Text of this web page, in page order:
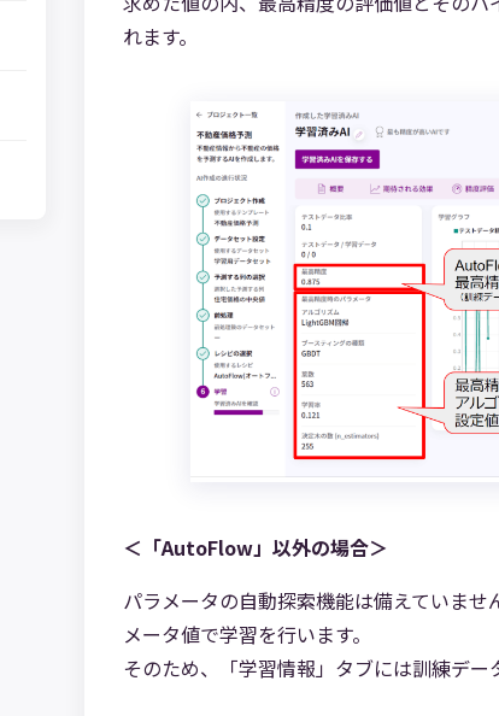
れます。
＜「AutoFlow」以外の場合＞
パラメータの自動探索機能は備えていま
メータ値で学習を行います。
そのため、「学習情報」タブには訓練デー